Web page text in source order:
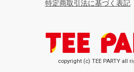
特定商取引法に基づく表記
copyright (c) TEE PARTY all